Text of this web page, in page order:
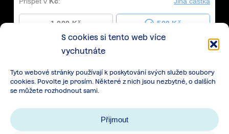
S cookies si tento web více
vychutnáte
Tyto webové stránky používají k poskytování svých služeb soubory
cookies. Povolte je prosím. Některé z nich jsou nezbytné, o dalších
se můžete rozhodnout sami.
Přijmout